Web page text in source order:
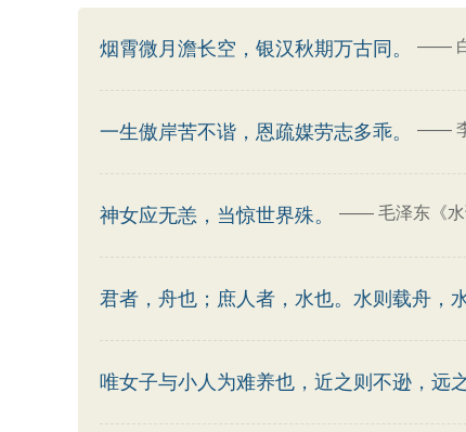
烟霄微月澹长空，银汉秋期万古同。 ——
一生傲岸苦不谐，恩疏媒劳志多乖。 ——
神女应无恙，当惊世界殊。 —— 毛泽东《水
君者，舟也；庶人者，水也。水则载舟，
唯女子与小人为难养也，近之则不逊，远之